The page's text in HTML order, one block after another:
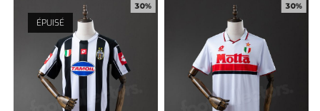
30%
ÉPUISÉ
30%